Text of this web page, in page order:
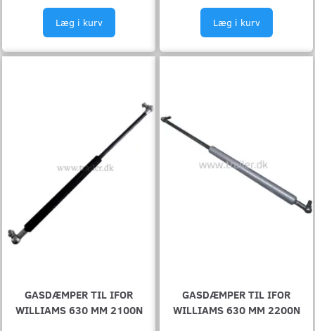
Læg i kurv Læg i kurv
GASDÆMPER TIL IFOR
WILLIAMS 630 MM 2100N
GASDÆMPER TIL IFOR
WILLIAMS 630 MM 2200N